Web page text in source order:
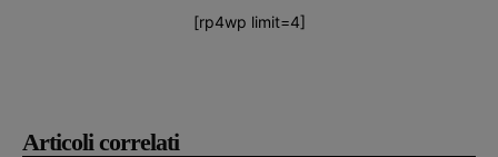
Articoli correlati
[rp4wp limit=4]